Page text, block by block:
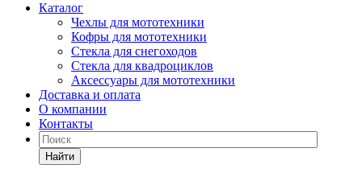
Каталог
Чехлы для мототехники
Кофры для мототехники
Стекла для снегоходов
Стекла для квадроциклов
Аксессуары для мототехники
Доставка и оплата
О компании
Контакты
Найти